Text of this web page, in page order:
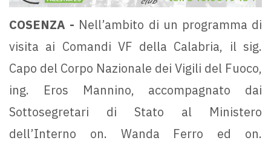
COSENZA - Nell’ambito di un programma di
visita ai Comandi VF della Calabria, il sig.
Capo del Corpo Nazionale dei Vigili del Fuoco,
ing. Eros Mannino, accompagnato dai
Sottosegretari di Stato al Ministero
dell’Interno on. Wanda Ferro ed on.